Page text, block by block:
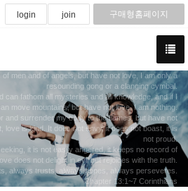
login join 구매형홈페이지
men and of angels, but have not love, I am only a
resounding gong or a clanging cymbal.
can fathom all mysteries and all knowledge, and if I
move mountains, but have not love, I am nothing.
and surrender my body to the flames, but have not
love is kind. It does not envy, it does not boast, it is
not proud.
it is not easily angered, it keeps no record of
does not delight in evil but rejoices with the truth.
always trusts, always hopes, always perseveres.
Chapter 13:1~7 Corinthians